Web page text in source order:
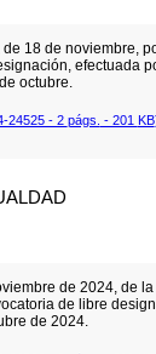
18 de noviembre,
efectuada
octubre.
24525 - 2 págs. - 201 KB
de 2024, de
de libre
de 2024.